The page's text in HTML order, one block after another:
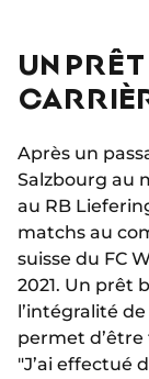
UN
Après un
Salzbourg au
au RB
matchs au
suisse du FC
2021. Un prêt
l’intégralité
permet
"J’ai effectué